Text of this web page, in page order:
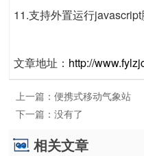
11.支持外置运行javascript
文章地址： http://
上一篇： 便携式移动气象站
下一篇： 没有了
相关文章